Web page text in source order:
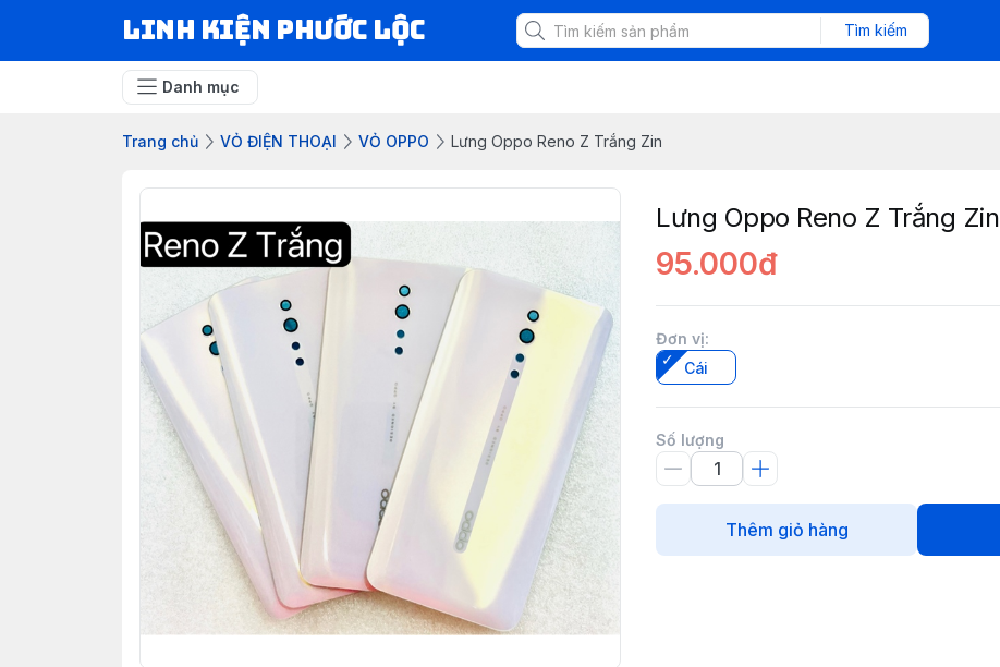
LINH KIỆN PHƯỚC LỘC Tìm kiếm
Danh mục
Trang chủ VỎ ĐIỆN THOẠI VỎ OPPO Lưng Oppo Reno Z Trắng Zin
Lưng Oppo Reno Z Trắng Zin
95.000đ
Đơn vị:
Cái
Số lượng
Thêm giỏ hàng